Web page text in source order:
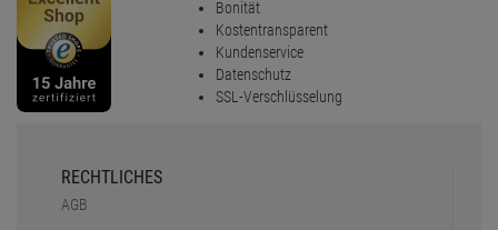
Bonität
Kostentransparent
Kundenservice
Datenschutz
SSL-Verschlüsselung
RECHTLICHES
AGB